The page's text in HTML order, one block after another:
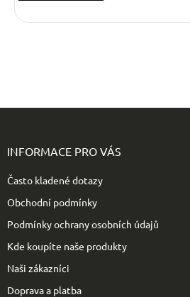
INFORMACE PRO VÁS
Často kladené dotazy
Obchodní podmínky
Podmínky ochrany osobních údajů
Kde koupíte naše produkty
Naši zákazníci
Doprava a platba